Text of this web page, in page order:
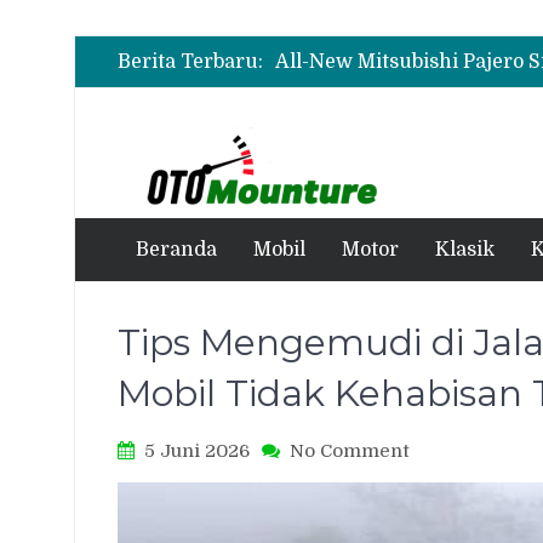
Berita Terbaru:
Wuling Tambah Varian
Beranda Mobil Motor Klasik
Tips Mengemudi di
Mobil Tidak Kehabisan
5 Juni 2026 No Commenton
Mengemudi